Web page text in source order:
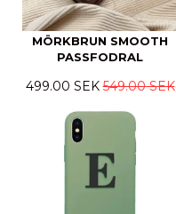
MÖRKBRUN SMOOTH
PASSFODRAL
499.00 SEK549.00 SEK